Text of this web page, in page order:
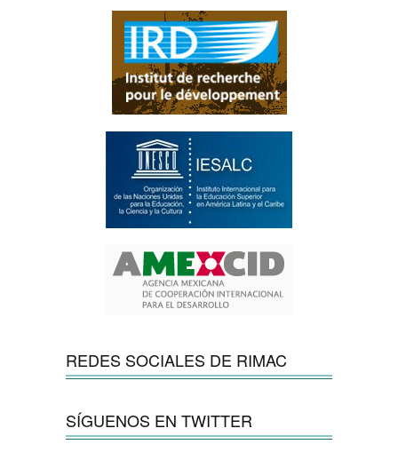
REDES SOCIALES DE RIMAC
SÍGUENOS EN TWITTER